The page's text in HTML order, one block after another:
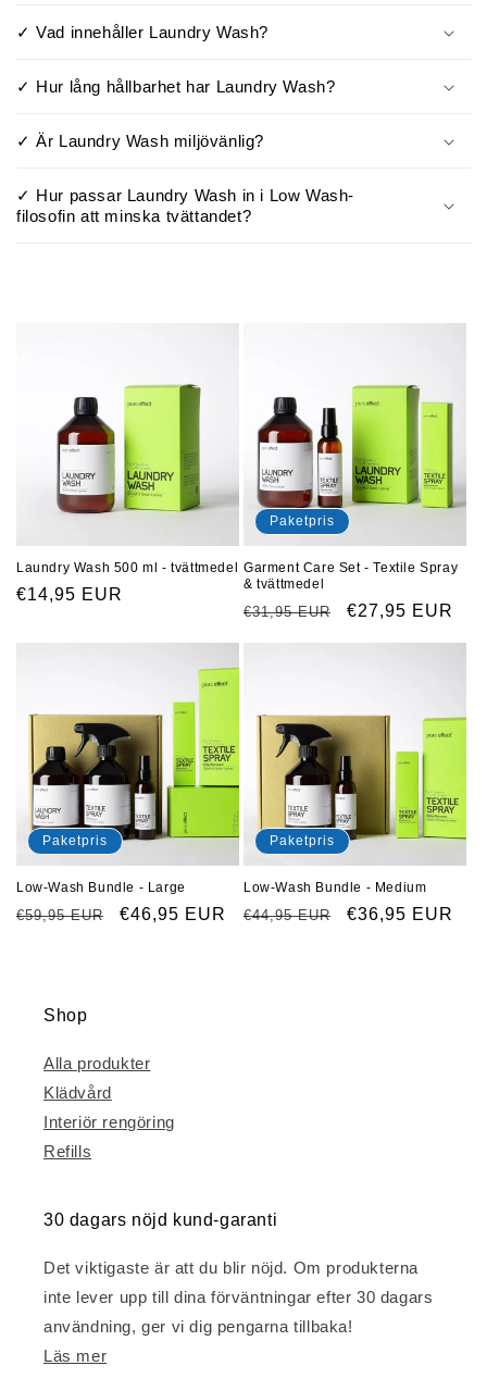
✓ Vad innehåller Laundry Wash?
✓ Hur lång hållbarhet har Laundry Wash?
✓ Är Laundry Wash miljövänlig?
✓ Hur passar Laundry Wash in i Low Wash-
filosofin att minska tvättandet?
Laundry Wash 500 ml - tvättmedel
Ordinarie
€14,95 EUR
Paketpris
Garment Care Set - Textile Spray
& tvättmedel
Ordinarie
€31,95 EUR Försäljningspris
€27,95 EUR
Paketpris
Low-Wash Bundle - Large
Ordinarie
€59,95 EUR Försäljningspris
€46,95 EUR
Paketpris
Low-Wash Bundle - Medium
Ordinarie
€44,95 EUR Försäljningspris
€36,95 EUR
Shop
Alla produkter
Klädvård
Interiör rengöring
Refills
30 dagars nöjd kund-garanti
Det viktigaste är att du blir nöjd. Om produkterna
inte lever upp till dina förväntningar efter 30 dagars
användning, ger vi dig pengarna tillbaka!
Läs mer